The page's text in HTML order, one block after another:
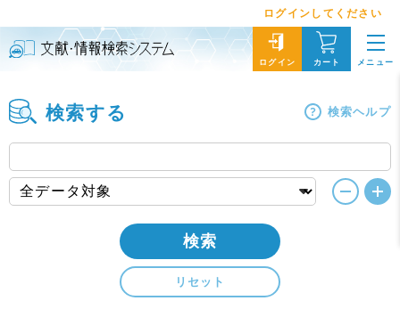
ログインしてください
ログイン カート メニュー
検索する 検索ヘルプ
検索
リセット